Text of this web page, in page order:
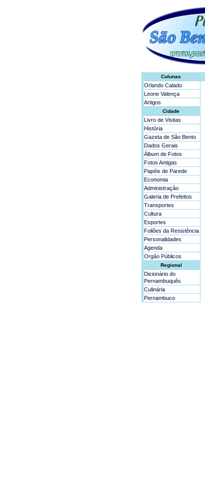
Colunas
Orlando Calado
Leone Valença
Artigos
Cidade
Livro de Visitas
História
Gazeta de São Bento
Dados Gerais
Álbum de Fotos
Fotos Antigas
Papéis de Parede
Economia
Administração
Galeria de Prefeitos
Transportes
Cultura
Esportes
Foliões da Resistência
Personalidades
Agenda
Orgão Públicos
Regional
Dicionário do
Pernambuquês
Culinária
Pernambuco